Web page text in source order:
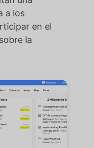
a los
en el
la